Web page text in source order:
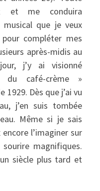
et me conduira
musical que je veux
compléter mes
après-midis au
j’y ai visionné
du café-crème »
1929. Dès que j’ai vu
j’en suis tombée
Même si je sais
l’imaginer sur
magnifiques.
siècle plus tard et